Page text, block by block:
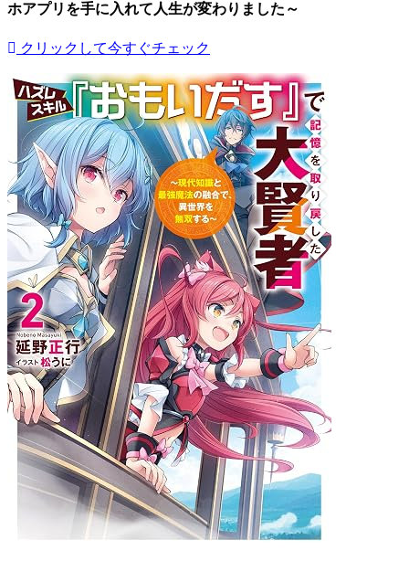
ホアプリを手に入れて人生が変わりました～
クリックして今すぐチェック